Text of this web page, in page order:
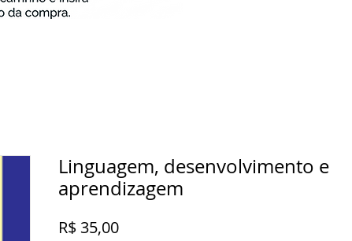
Linguagem, desenvolvimento e
aprendizagem
R$ 35,00Preço